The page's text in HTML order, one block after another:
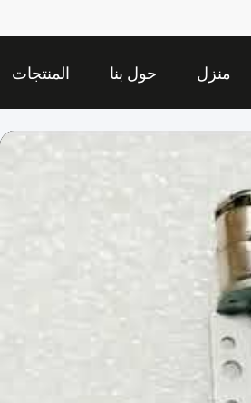
منزل حول بنا المنتجات